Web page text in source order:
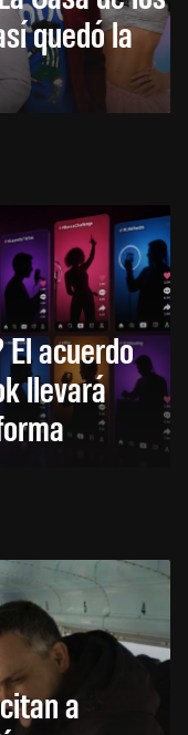
quedó la
acuerdo
llevará
a